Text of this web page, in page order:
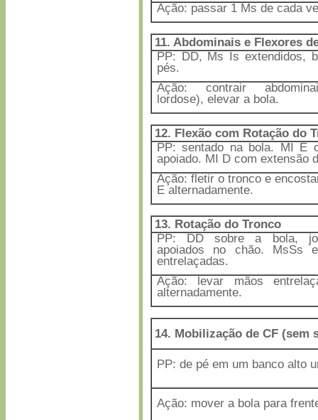
Ação: passar 1 Ms de cada
11. Abdominais e Flexores
PP: DD, Ms Is extendidos,
pés.
Ação: contrair
lordose), elevar a bola.
12. Flexão com Rotação do
PP: sentado na bola. MI E
apoiado. MI D com extensão
Ação: fletir o tronco e
E alternadamente.
13. Rotação do Tronco
PP: DD sobre a bola,
apoiados no chão. MsSs
entrelaçadas.
Ação: levar mãos
alternadamente.
14. Mobilização de CF
PP: de pé em um banco alto
Ação: mover a bola para